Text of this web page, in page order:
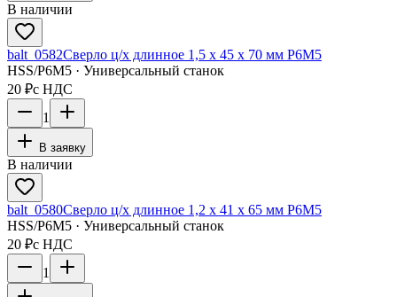
В наличии
balt_0582Сверло ц/х длинное 1,5 х 45 х 70 мм Р6М5
HSS/Р6М5 · Универсальный станок
20 ₽с НДС
1
В заявку
В наличии
balt_0580Сверло ц/х длинное 1,2 х 41 х 65 мм Р6М5
HSS/Р6М5 · Универсальный станок
20 ₽с НДС
1